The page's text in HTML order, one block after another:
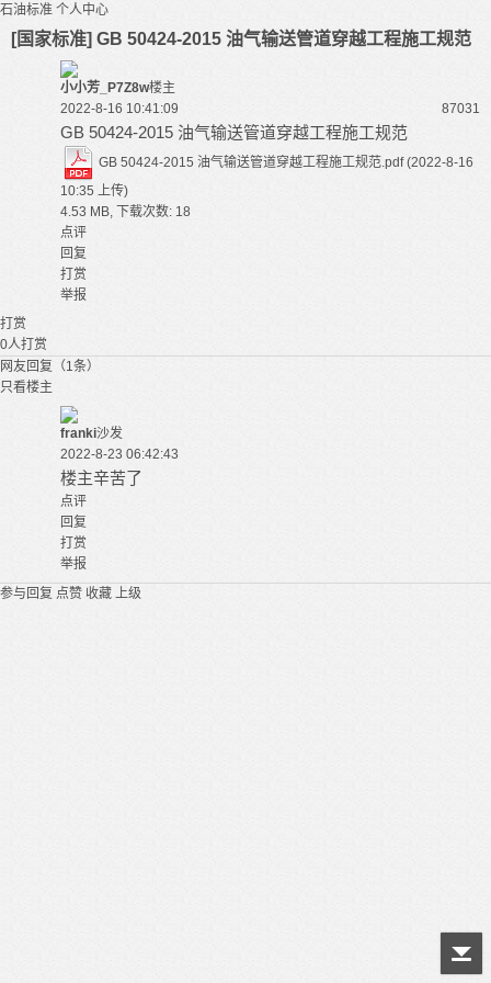
石油标准 个人中心
[国家标准] GB 50424-2015 油气输送管道穿越工程施工规范
小小芳_P7Z8w楼主
2022-8-16 10:41:09
87031
GB 50424-2015 油气输送管道穿越工程施工规范
GB 50424-2015 油气输送管道穿越工程施工规范.pdf (2022-8-16
10:35 上传)
4.53 MB, 下载次数: 18
点评
回复
打赏
举报
打赏
0人打赏
网友回复（1条）
只看楼主
franki沙发
2022-8-23 06:42:43
楼主辛苦了
点评
回复
打赏
举报
参与回复 点赞 收藏 上级